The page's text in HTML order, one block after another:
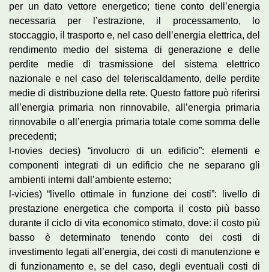
per un dato vettore energetico; tiene conto dell’energia
necessaria per l’estrazione, il processamento, lo
stoccaggio, il trasporto e, nel caso dell’energia elettrica, del
rendimento medio del sistema di generazione e delle
perdite medie di trasmissione del sistema elettrico
nazionale e nel caso del teleriscaldamento, delle perdite
medie di distribuzione della rete. Questo fattore può riferirsi
all’energia primaria non rinnovabile, all’energia primaria
rinnovabile o all’energia primaria totale come somma delle
precedenti;
l-novies decies) “involucro di un edificio”: elementi e
componenti integrati di un edificio che ne separano gli
ambienti interni dall’ambiente esterno;
l-vicies) “livello ottimale in funzione dei costi”: livello di
prestazione energetica che comporta il costo più basso
durante il ciclo di vita economico stimato, dove: il costo più
basso è determinato tenendo conto dei costi di
investimento legati all’energia, dei costi di manutenzione e
di funzionamento e, se del caso, degli eventuali costi di